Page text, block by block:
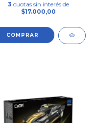
3 cuotas sin interés de
$17.000,00